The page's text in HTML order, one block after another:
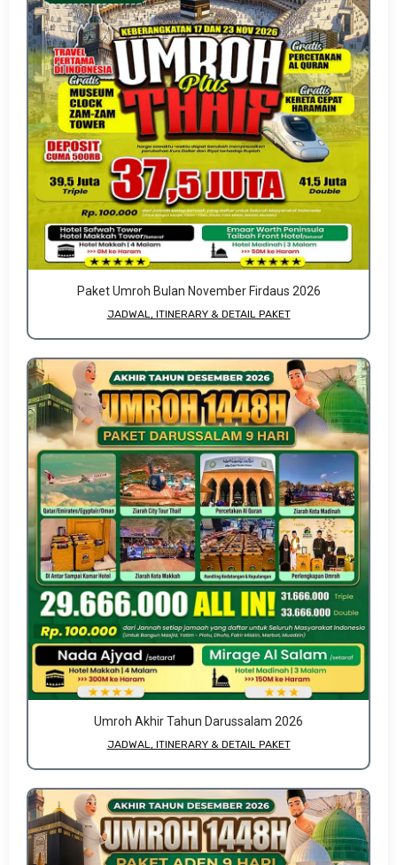
Paket Umroh Bulan November Firdaus 2026
JADWAL, ITINERARY & DETAIL PAKET
Umroh Akhir Tahun Darussalam 2026
JADWAL, ITINERARY & DETAIL PAKET